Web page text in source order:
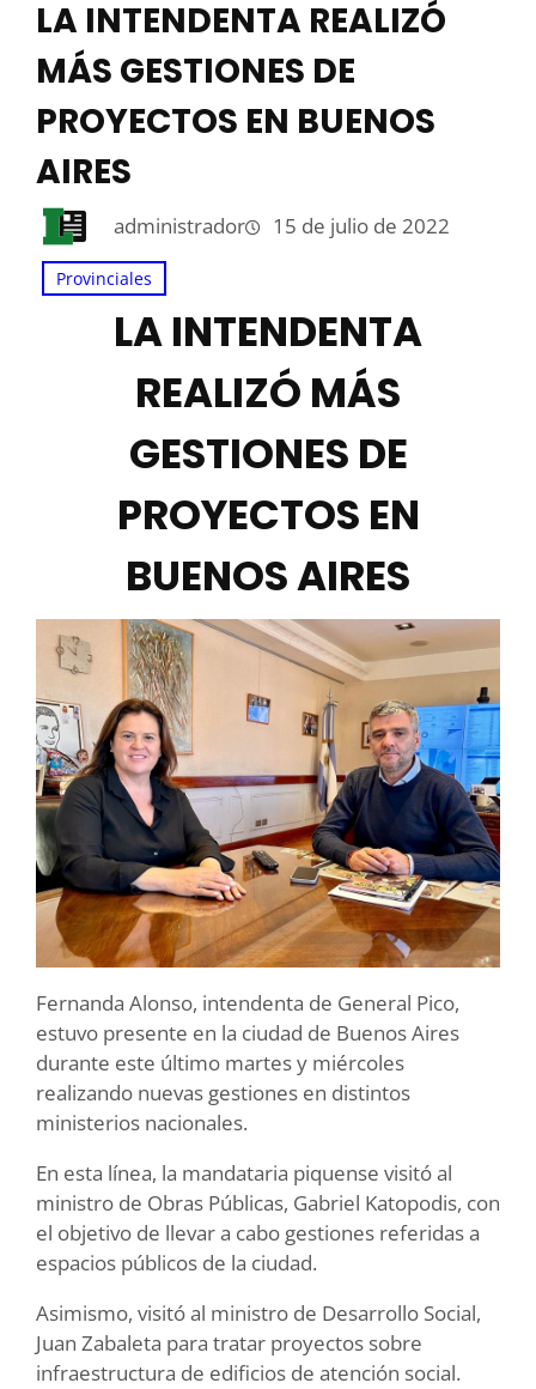
LA INTENDENTA REALIZÓ
MÁS GESTIONES DE
PROYECTOS EN BUENOS
AIRES
administrador 15 de julio de 2022
Provinciales
LA INTENDENTA
REALIZÓ MÁS
GESTIONES DE
PROYECTOS EN
BUENOS AIRES
Fernanda Alonso, intendenta de General Pico,
estuvo presente en la ciudad de Buenos Aires
durante este último martes y miércoles
realizando nuevas gestiones en distintos
ministerios nacionales.
En esta línea, la mandataria piquense visitó al
ministro de Obras Públicas, Gabriel Katopodis, con
el objetivo de llevar a cabo gestiones referidas a
espacios públicos de la ciudad.
Asimismo, visitó al ministro de Desarrollo Social,
Juan Zabaleta para tratar proyectos sobre
infraestructura de edificios de atención social.